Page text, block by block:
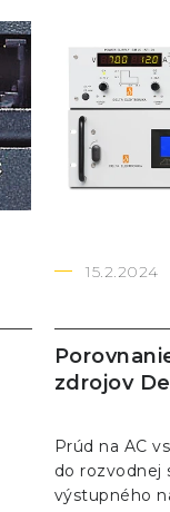
zdrojov
15.2.2024
Prúd na AC
do rozvodnej
výstupného